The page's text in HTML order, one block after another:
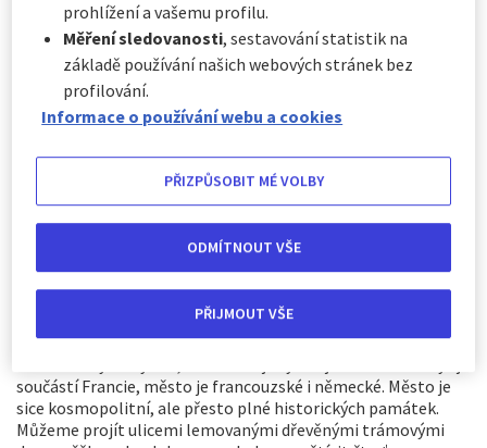
prozkoumání:
Pokud máte na cestování jen pár dní, tak Bruggy, nejlépe
zachované středověké město v Belgii, je vynikající volbou.
Toto historické město je od roku 2000 zapsáno na seznamu
světového dědictví UNESCO. Na návštěvníky zde čekají domy
čokoládou. V Makrtonu se určitě zastavte několik minut před
zvonicí a poté se vydejte po středověkých ulicích a od baziliky
Svaté krve k nábřeží.
Ideální destinací na 2–3 dny je také Sofie, kde najdete mnoho
klášterů a kostelů, operu, sochu sv. Sofie a parlament. Z
velkých bulharských měst každou hodinu.
Pokud se nemůžete rozhodnout, mezi německým a
součástí Francie, město je francouzské i německé. Město je
sice kosmopolitní, ale přesto plné historických památek.
Můžeme projít ulicemi lemovanými dřevěnými trámovými
prohlížení a vašemu profilu.
Měření sledovanosti, sestavování statistik na
základě používání našich webových stránek bez
profilování.
Informace o používání webu a cookies
PŘIZPŮSOBIT MÉ VOLBY
ODMÍTNOUT VŠE
PŘIJMOUT VŠE